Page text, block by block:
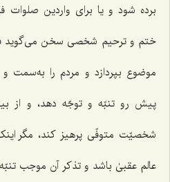
برده شود و یا برای واردین
ختم و ترحیم شخصی سخن می‌گوید
موضوع بپردازد و مردم را به‌سمت
پیش رو تنبّه و توجّه دهد، و از
شخصیّت متوفّی پرهیز کند، مگر
عالم عقبیٰ باشد و تذکر آن موجب